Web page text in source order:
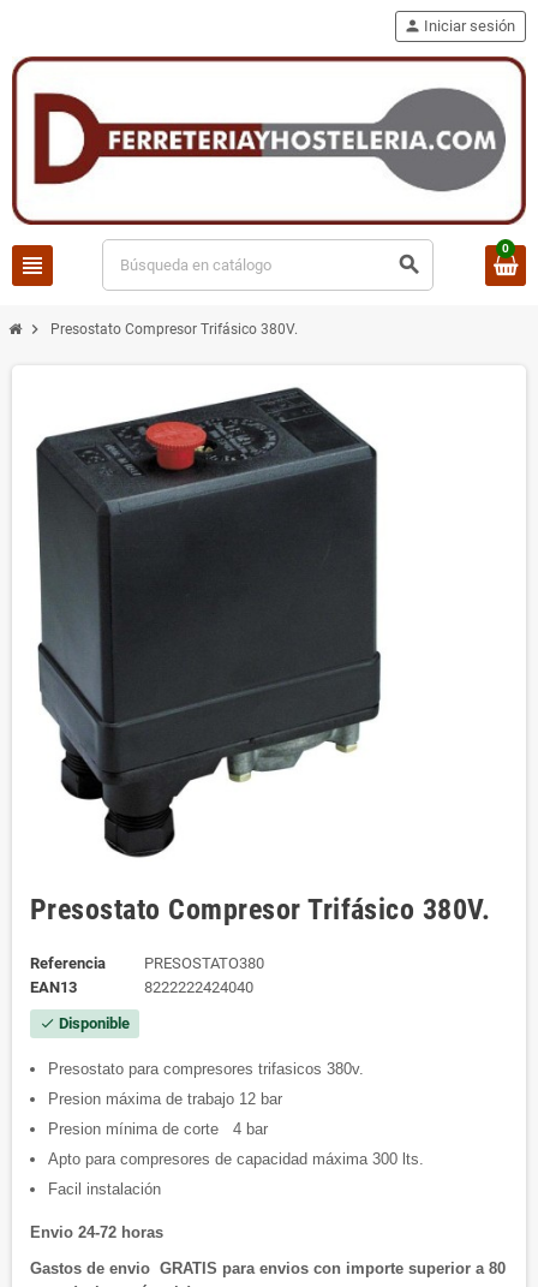
view_headline search
person Iniciar sesión
0
chevron_right Presostato Compresor Trifásico 380V.
Presostato Compresor Trifásico 380V.
Referencia
PRESOSTATO380
EAN13
8222222424040
check Disponible
Presostato para compresores trifasicos 380v.
Presion máxima de trabajo 12 bar
Presion mínima de corte 4 bar
Apto para compresores de capacidad máxima 300 lts.
Facil instalación
Envio 24-72 horas
Gastos de envio GRATIS para envios con importe superior a 80